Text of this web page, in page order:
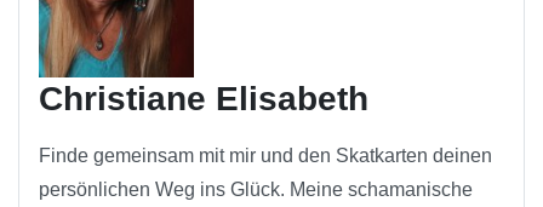
Christiane Elisabeth
Finde gemeinsam mit mir und den Skatkarten deinen
persönlichen Weg ins Glück. Meine schamanische